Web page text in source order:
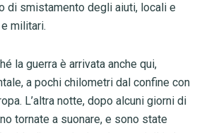
di smistamento degli aiuti, locali e
militari.
la guerra è arrivata anche qui,
a pochi chilometri dal confine con
L’altra notte, dopo alcuni giorni di
tornate a suonare, e sono state